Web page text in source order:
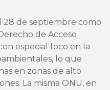
28 de septiembre como
de Acceso
especial foco en la
lo que
en zonas de alto
La misma ONU, en